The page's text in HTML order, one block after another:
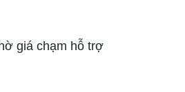
giá chạm hỗ trợ